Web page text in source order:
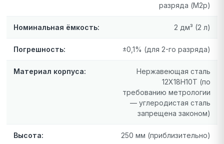
разряда (М2р)
Номинальная ёмкость: 2 дм³ (2 л)
Погрешность: ±0,1% (для 2-го разряда)
Материал корпуса:
Нержавеющая сталь
12Х18Н10Т (по
требованию метрологии
— углеродистая сталь
запрещена законом)
Высота: 250 мм (приблизительно)